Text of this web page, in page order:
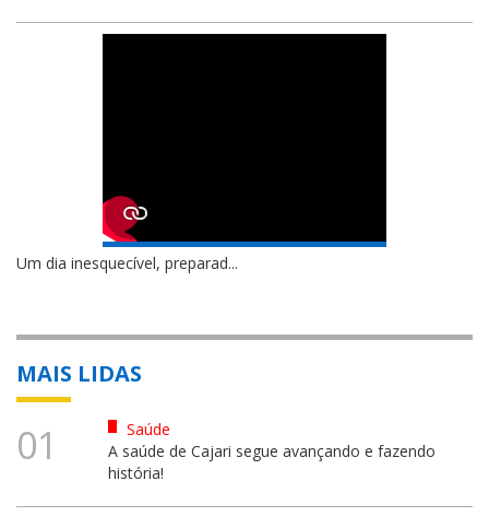
Um dia inesquecível, preparad...
MAIS LIDAS
01
Saúde
A saúde de Cajari segue avançando e fazendo
história!